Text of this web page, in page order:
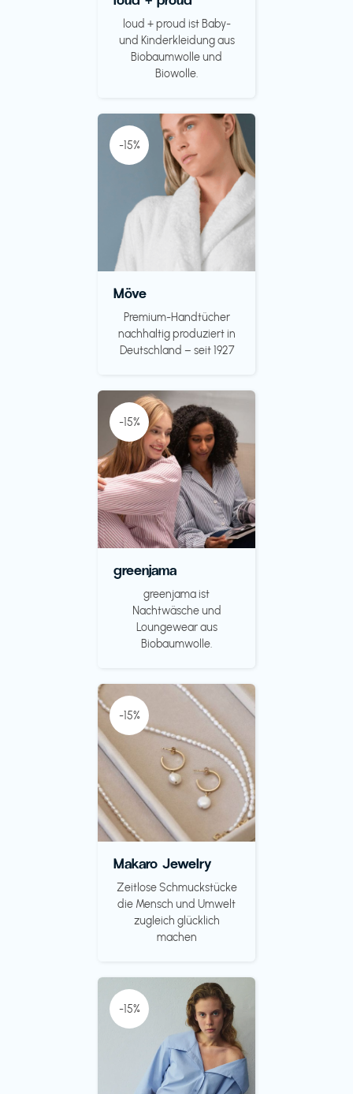
loud + proud ist Baby-
und Kinderkleidung aus
Biobaumwolle und
Biowolle.
-15%
Möve
Premium-Handtücher
nachhaltig produziert in
Deutschland – seit 1927
-15%
greenjama
greenjama ist
Nachtwäsche und
Loungewear aus
Biobaumwolle.
-15%
Makaro Jewelry
Zeitlose Schmuckstücke
die Mensch und Umwelt
zugleich glücklich
machen
-15%